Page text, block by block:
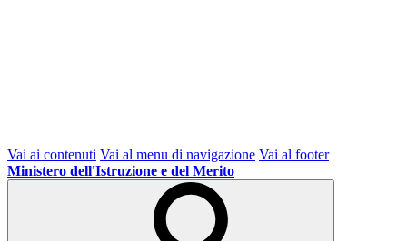
Vai ai contenuti Vai al menu di navigazione Vai al footer
Ministero dell'Istruzione e del Merito